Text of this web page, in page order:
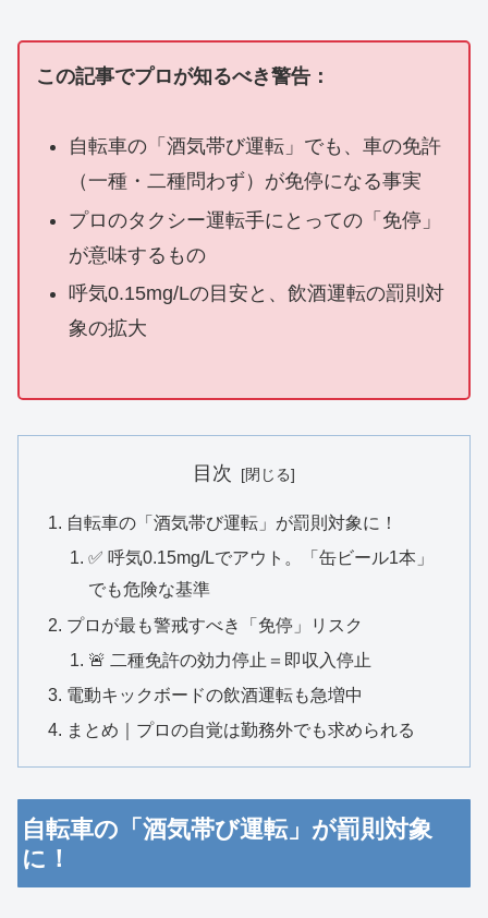
この記事でプロが知るべき警告：
自転車の「酒気帯び運転」でも、車の免許
（一種・二種問わず）が免停になる事実
プロのタクシー運転手にとっての「免停」
が意味するもの
呼気0.15mg/Lの目安と、飲酒運転の罰則対
象の拡大
目次
自転車の「酒気帯び運転」が罰則対象に！
✅ 呼気0.15mg/Lでアウト。「缶ビール1本」
でも危険な基準
プロが最も警戒すべき「免停」リスク
🚨 二種免許の効力停止＝即収入停止
電動キックボードの飲酒運転も急増中
まとめ｜プロの自覚は勤務外でも求められる
自転車の「酒気帯び運転」が罰則対象
に！